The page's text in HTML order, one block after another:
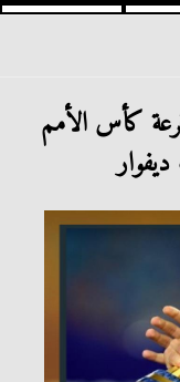
كأس الأمم